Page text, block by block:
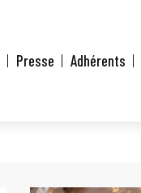
Presse Adhérents